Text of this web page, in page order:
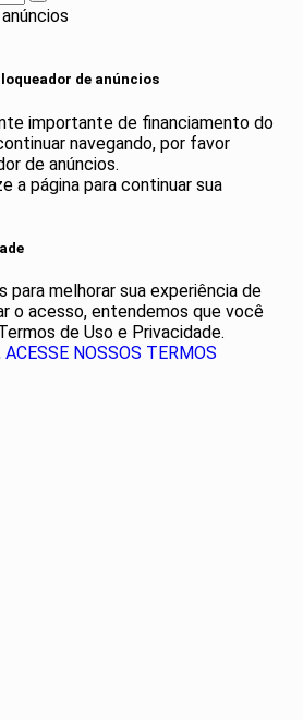
de anúncios
importante de financiamento do
navegando, por favor
de anúncios.
a página para continuar sua
para melhorar sua experiência de
o acesso, entendemos que você
de Uso e Privacidade.
ACESSE NOSSOS TERMOS